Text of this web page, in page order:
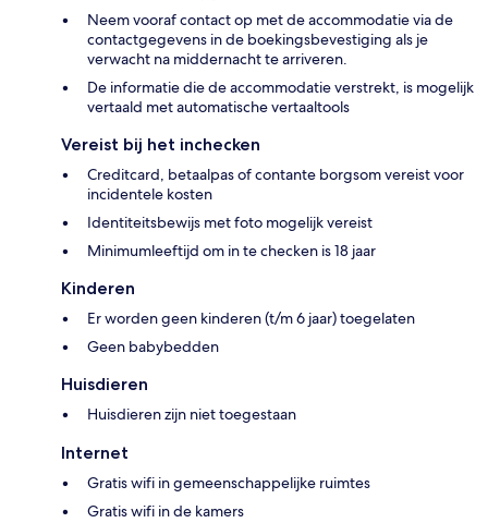
Neem vooraf contact op met de accommodatie via de
contactgegevens in de boekingsbevestiging als je
verwacht na middernacht te arriveren.
De informatie die de accommodatie verstrekt, is mogelijk
vertaald met automatische vertaaltools
Vereist bij het inchecken
Creditcard, betaalpas of contante borgsom vereist voor
incidentele kosten
Identiteitsbewijs met foto mogelijk vereist
Minimumleeftijd om in te checken is 18 jaar
Kinderen
Er worden geen kinderen (t/m 6 jaar) toegelaten
Geen babybedden
Huisdieren
Huisdieren zijn niet toegestaan
Internet
Gratis wifi in gemeenschappelijke ruimtes
Gratis wifi in de kamers